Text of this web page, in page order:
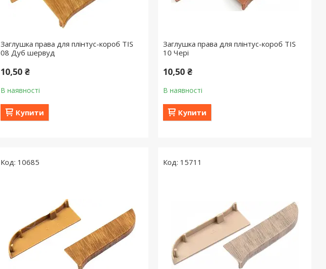
Заглушка права для плінтус-короб TIS
08 Дуб шервуд
10,50 ₴
В наявності
Купити
Заглушка права для плінтус-короб TIS
10 Чері
10,50 ₴
В наявності
Купити
10685 15711